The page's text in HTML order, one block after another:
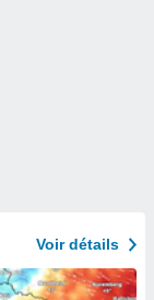
Voir détails